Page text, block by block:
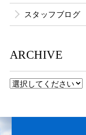
スタッフブログ
ARCHIVE